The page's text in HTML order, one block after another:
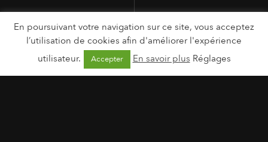
En poursuivant votre navigation sur ce site, vous acceptez
l’utilisation de cookies afin d'améliorer l'expérience
utilisateur.
Accepter En savoir plus Réglages